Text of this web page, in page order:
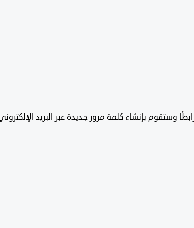
وستقوم بإنشاء كلمة مرور جديدة عبر البريد